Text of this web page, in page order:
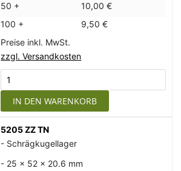
50 +
10,00 €
100 +
9,50 €
Preise inkl. MwSt.
zzgl. Versandkosten
IN DEN WARENKORB
5205 ZZ TN
- Schrägkugellager
- 25 x 52 x 20.6 mm